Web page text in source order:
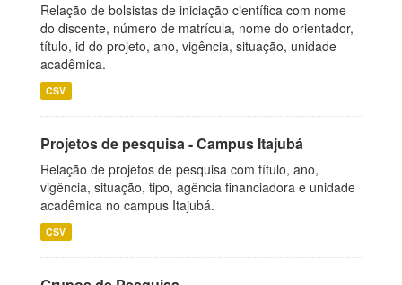
Relação de bolsistas de iniciação científica com nome
do discente, número de matrícula, nome do orientador,
título, id do projeto, ano, vigência, situação, unidade
acadêmica.
CSV
Projetos de pesquisa - Campus Itajubá
Relação de projetos de pesquisa com título, ano,
vigência, situação, tipo, agência financiadora e unidade
acadêmica no campus Itajubá.
CSV